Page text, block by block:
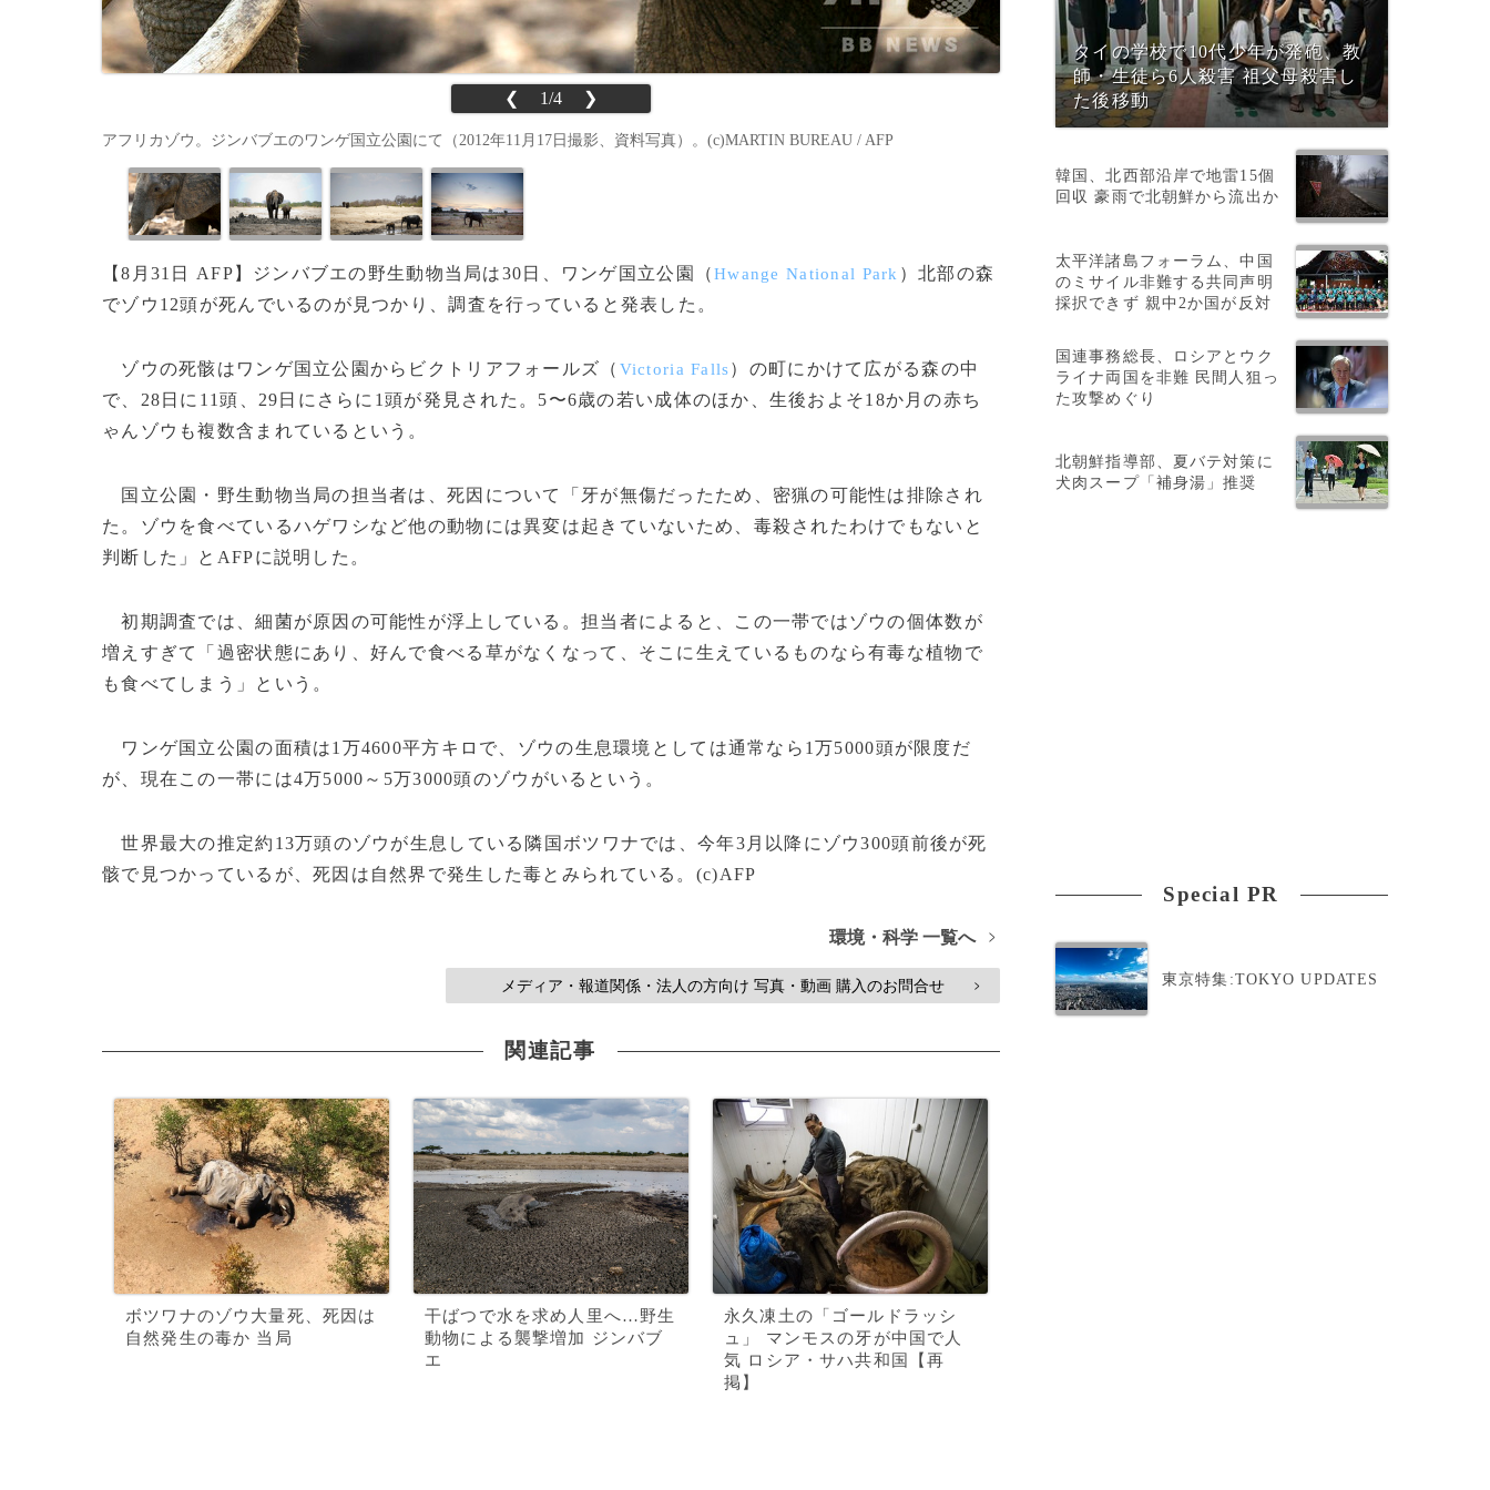
❮ 1/4 ❯
アフリカゾウ。ジンバブエのワンゲ国立公園にて（2012年11月17日撮影、資料写真）。(c)MARTIN BUREAU / AFP
【8月31日 AFP】ジンバブエの野生動物当局は30日、ワンゲ国立公園（Hwange National Park ）北部の森
でゾウ12頭が死んでいるのが見つかり、調査を行っていると発表した。
ゾウの死骸はワンゲ国立公園からビクトリアフォールズ（ Victoria Falls）の町にかけて広がる森の中
で、28日に11頭、29日にさらに1頭が発見された。5〜6歳の若い成体のほか、生後およそ18か月の赤ち
ゃんゾウも複数含まれているという。
国立公園・野生動物当局の担当者は、死因について「牙が無傷だったため、密猟の可能性は排除され
た。ゾウを食べているハゲワシなど他の動物には異変は起きていないため、毒殺されたわけでもないと
判断した」とAFPに説明した。
初期調査では、細菌が原因の可能性が浮上している。担当者によると、この一帯ではゾウの個体数が
増えすぎて「過密状態にあり、好んで食べる草がなくなって、そこに生えているものなら有毒な植物で
も食べてしまう」という。
ワンゲ国立公園の面積は1万4600平方キロで、ゾウの生息環境としては通常なら1万5000頭が限度だ
が、現在この一帯には4万5000～5万3000頭のゾウがいるという。
世界最大の推定約13万頭のゾウが生息している隣国ボツワナでは、今年3月以降にゾウ300頭前後が死
骸で見つかっているが、死因は自然界で発生した毒とみられている。(c)AFP
環境・科学 一覧へ >
メディア・報道関係・法人の方向け 写真・動画 購入のお問合せ >
関連記事
ボツワナのゾウ大量死、死因は
自然発生の毒か 当局
干ばつで水を求め人里へ…野生
動物による襲撃増加 ジンバブ
エ
永久凍土の「ゴールドラッシ
ュ」 マンモスの牙が中国で人
気 ロシア・サハ共和国【再
掲】
タイの学校で10代少年が発砲、教
師・生徒ら6人殺害 祖父母殺害し
た後移動
韓国、北西部沿岸で地雷15個
回収 豪雨で北朝鮮から流出か
太平洋諸島フォーラム、中国
のミサイル非難する共同声明
採択できず 親中2か国が反対
国連事務総長、ロシアとウク
ライナ両国を非難 民間人狙っ
た攻撃めぐり
北朝鮮指導部、夏バテ対策に
犬肉スープ「補身湯」推奨
Special PR
東京特集:TOKYO UPDATES